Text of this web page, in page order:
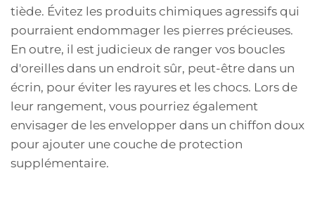
tiède. Évitez les produits chimiques agressifs qui
pourraient endommager les pierres précieuses.
En outre, il est judicieux de ranger vos boucles
d'oreilles dans un endroit sûr, peut-être dans un
écrin, pour éviter les rayures et les chocs. Lors de
leur rangement, vous pourriez également
envisager de les envelopper dans un chiffon doux
pour ajouter une couche de protection
supplémentaire.